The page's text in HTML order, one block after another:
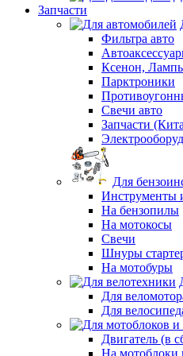
Запчасти
Фильтра авто
Ксенон,
Парктроники
Свечи авто
Запчасти
Для
Инструменты
На бензопилы
На мотокосы
Свечи
Шнуры
На мотобуры
Для
Для
Двигатель (в
На мотоблоки